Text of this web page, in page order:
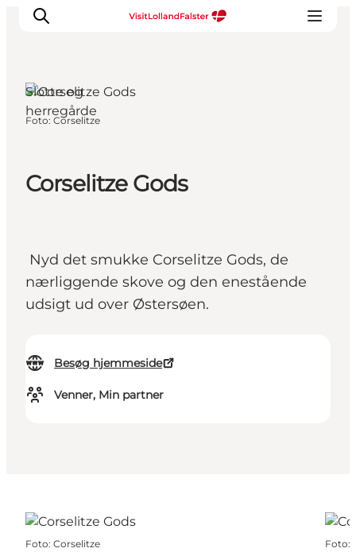
For børn
Corselitze Gods
Nyd det smukke Corselitze Gods, de
nærliggende skove og den enestående
udsigt ud over Østersøen.
Besøg hjemmeside
Venner, Min partner
Slotte og
herregårde
Foto: Corselitze
Foto: Corselitze Foto: